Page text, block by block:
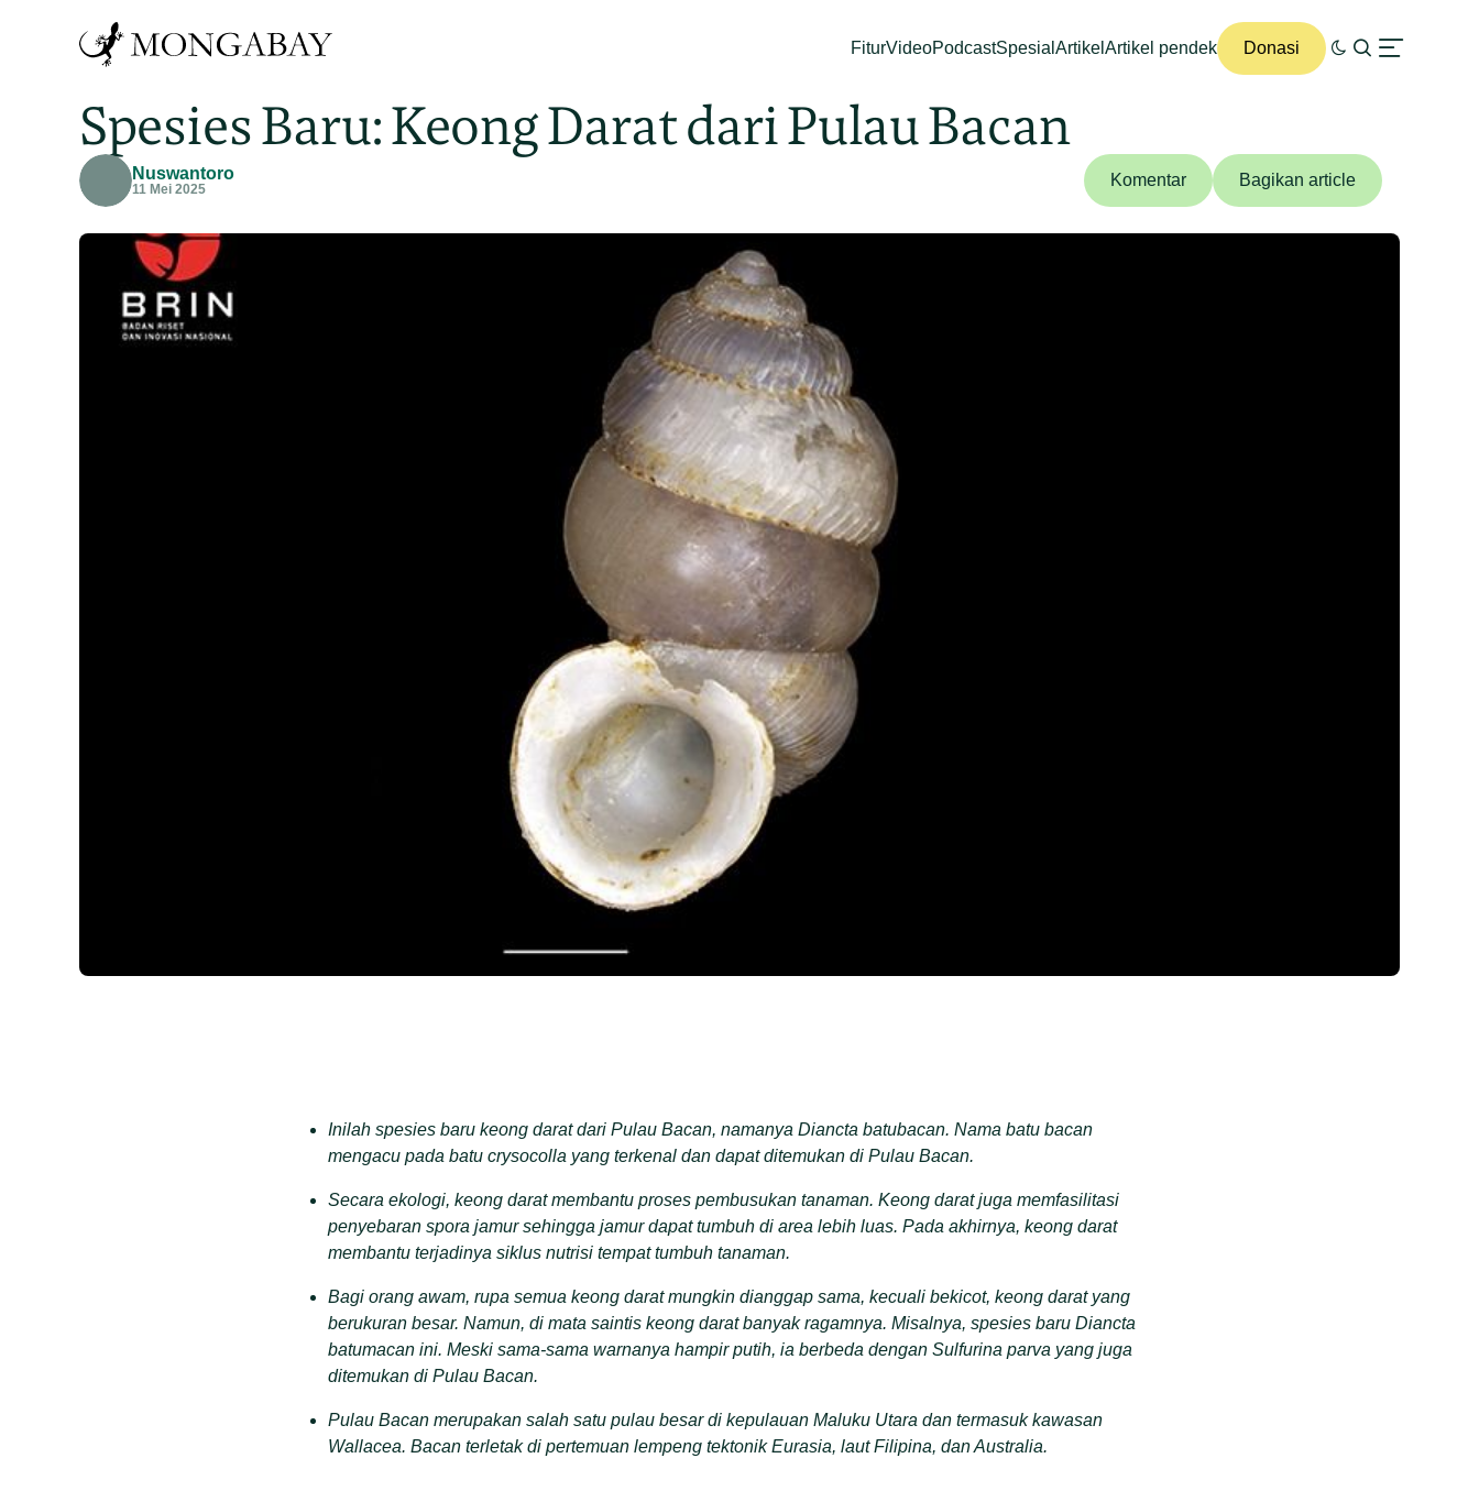
FiturVideoPodcastSpesial Artikel Artikel pendek Donasi
Spesies Baru: Keong Darat dari Pulau Bacan
Nuswantoro
11 Mei 2025 Komentar Bagikan article
Inilah spesies baru keong darat dari Pulau Bacan, namanya Diancta batubacan. Nama batu bacan
mengacu pada batu crysocolla yang terkenal dan dapat ditemukan di Pulau Bacan.
Secara ekologi, keong darat membantu proses pembusukan tanaman. Keong darat juga memfasilitasi
penyebaran spora jamur sehingga jamur dapat tumbuh di area lebih luas. Pada akhirnya, keong darat
membantu terjadinya siklus nutrisi tempat tumbuh tanaman.
Bagi orang awam, rupa semua keong darat mungkin dianggap sama, kecuali bekicot, keong darat yang
berukuran besar. Namun, di mata saintis keong darat banyak ragamnya. Misalnya, spesies baru Diancta
batumacan ini. Meski sama-sama warnanya hampir putih, ia berbeda dengan Sulfurina parva yang juga
ditemukan di Pulau Bacan.
Pulau Bacan merupakan salah satu pulau besar di kepulauan Maluku Utara dan termasuk kawasan
Wallacea. Bacan terletak di pertemuan lempeng tektonik Eurasia, laut Filipina, dan Australia.